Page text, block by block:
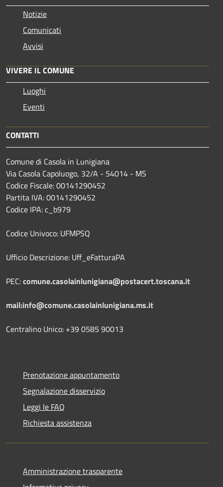
Notizie
Comunicati
Avvisi
VIVERE IL COMUNE
Luoghi
Eventi
CONTATTI
Comune di Casola in Lunigiana
Via Casola Capoluogo, 32/A - 54014 - MS
Codice Fiscale: 00141290452
Partita IVA: 00141290452
Codice IPA: c_b979
Codice Univoco: UFMPSQ
Ufficio Descrizione: Uff_eFatturaPA
PEC:comune.casolainlunigiana@postacert.toscana.it
mail:info@comune.casolainlunigiana.ms.it
Centralino Unico: +39 0585 90013
Prenotazione appuntamento
Segnalazione disservizio
Leggi le FAQ
Richiesta assistenza
Amministrazione trasparente